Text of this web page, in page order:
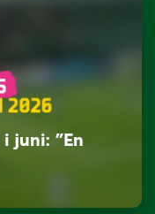
juni: ”En